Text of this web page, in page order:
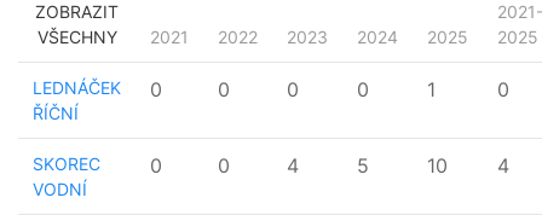
ZOBRAZIT
VŠECHNY
2021 2022 2023 2024 2025
2021-
2025
LEDNÁČEK
ŘÍČNÍ
0 0 0 0 1 0
SKOREC
VODNÍ
0 0 4 5 10 4